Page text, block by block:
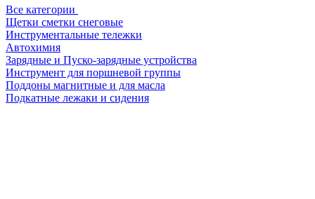
Все категории
Щетки сметки снеговые
Инструментальные тележки
Автохимия
Зарядные и Пуско-зарядные устройства
Инструмент для поршневой группы
Поддоны магнитные и для масла
Подкатные лежаки и сидения